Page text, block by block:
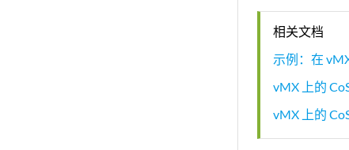
相关文档
示例：在
vMX 上的
vMX 上的